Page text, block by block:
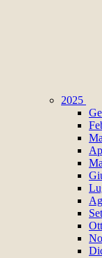
2025